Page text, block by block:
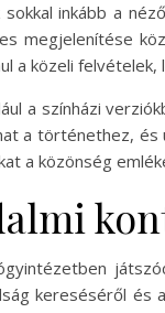
inkább a
megjelenítése
a közeli
a színházi
a történethez,
a közönség
kereséséről és